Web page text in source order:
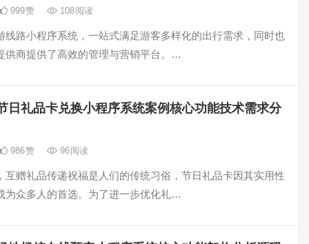
999赞 108阅读
线路小程序系统，一站式满足游客多样化的出行需求，同时也
供商提供了高效的管理与营销平台。…
日礼品卡兑换小程序系统案例核心功能技术需求分
986赞 96阅读
互赠礼品传递祝福是人们的传统习俗，节日礼品卡因其实用性
为众多人的首选。为了进一步优化礼…